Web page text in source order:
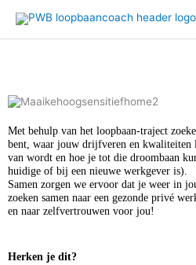
naar
Met behulp van het loopbaan-traject
bent, waar jouw drijfveren en kwaliteiten
van wordt en hoe je tot die droombaan
huidige of bij een nieuwe werkgever is).
Samen zorgen we ervoor dat je weer in
zoeken samen naar een gezonde privé
en naar zelfvertrouwen voor jou!
Herken je dit?